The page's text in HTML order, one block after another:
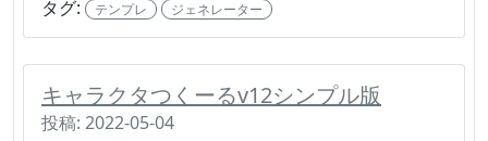
タグ: テンプレ ジェネレーター
キャラクタつくーるv12シンプル版
投稿: 2022-05-04